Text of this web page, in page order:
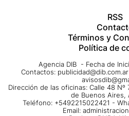
RSS
Términos y
Política de
Agencia DIB - Fecha de
Contactos: publicidad@dib.com.ar
Dirección de las oficinas: Calle 48 Nº
de Buenos Aires,
Teléfono: +5492215022421 -
Email: